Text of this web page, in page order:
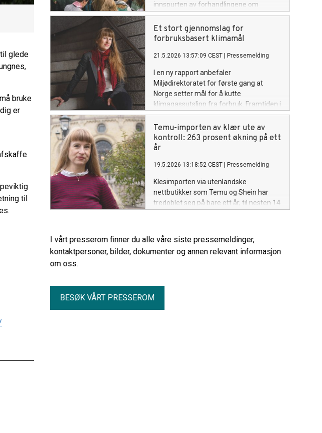
glede
bruke
er
til
innspurten av forhandlingene om
revidert statsbudsjett er
miljøorganisasjonene tydelige i sine krav.
Et stort gjennomslag for
forbruksbasert klimamål
21.5.2026 13:57:09 CEST Pressemelding
I en ny rapport anbefaler
Miljødirektoratet for første gang at
Norge setter mål for å kutte
klimagassutslipp fra forbruk. Framtiden i
våre hender har lenge kjempet for et
forbruksbasert klimamål og roser
anbefalingen.
Temu-importen av klær ute av
kontroll: 263 prosent økning på ett
år
19.5.2026 13:18:52 CEST Pressemelding
Klesimporten via utenlandske
nettbutikker som Temu og Shein har
tredoblet seg på bare ett år, til nesten 14
største miljøorganisasjon ber
regjeringen tette et juridisk tomrom.
I vårt presserom finner du alle våre siste pressemeldinger,
kontaktpersoner, bilder, dokumenter og annen relevant informasjon
om oss.
BESØK VÅRT PRESSEROM